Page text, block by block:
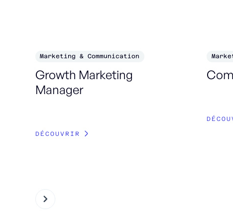
Marketing & Communication
Growth Marketing
Manager
DÉCOUVRIR